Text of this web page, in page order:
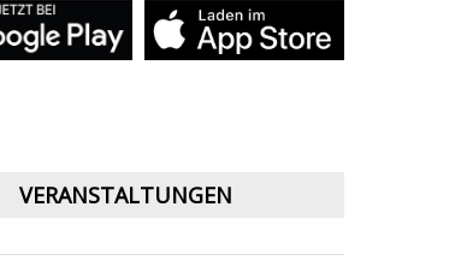
VERANSTALTUNGEN